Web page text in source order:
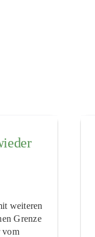
weiteren
Grenze
vom